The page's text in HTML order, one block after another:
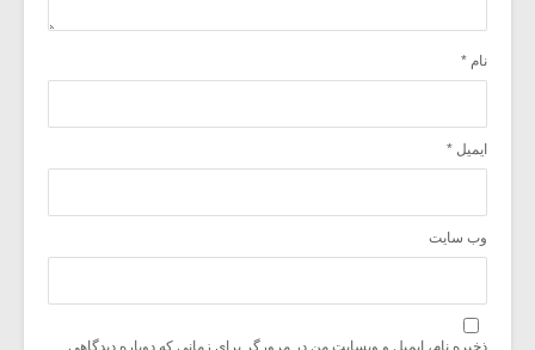
نام *
ایمیل *
وب‌ سایت